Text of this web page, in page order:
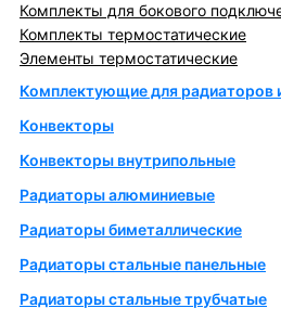
Комплекты для бокового
Комплекты термостатические
Элементы термостатические
Комплектующие для радиаторов
Конвекторы
Конвекторы внутрипольные
Радиаторы алюминиевые
Радиаторы биметаллические
Радиаторы стальные панельные
Радиаторы стальные трубчатые